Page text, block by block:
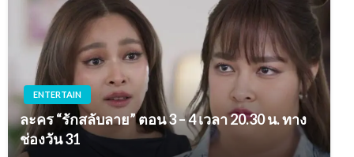
ENTERTAIN
ละคร “รักสลับลาย” ตอน 3 – 4 เวลา 20.30 น. ทาง
ช่องวัน 31